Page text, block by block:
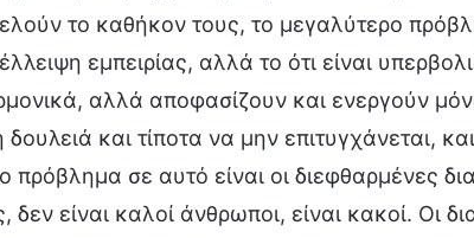
το καθήκον τους, το μεγαλύτερο
εμπειρίας, αλλά το ότι είναι
αλλά αποφασίζουν και ενεργούν
και τίποτα να μην επιτυγχάνεται,
πρόβλημα σε αυτό είναι οι διεφθαρμένες
δεν είναι καλοί άνθρωποι, είναι κακοί. Οι